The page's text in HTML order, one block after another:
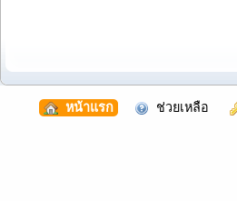
หน้าแรก ช่วยเหลือ